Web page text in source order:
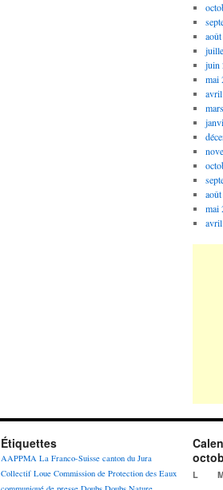
juin
mai
mai
Étiquettes
AAPPMA La Franco-Suisse canton du Jura
Collectif Loue Commission de Protection des Eaux
L